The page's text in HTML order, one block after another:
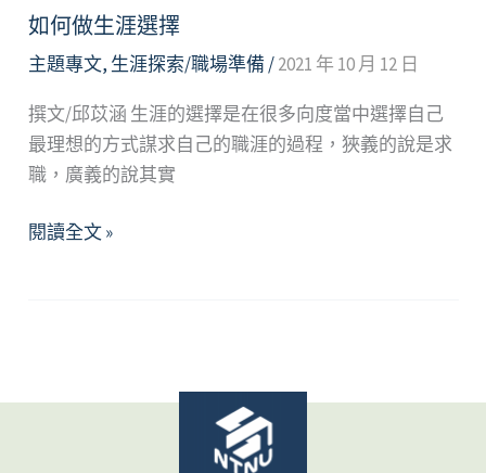
如何做生涯選擇
主題專文, 生涯探索/職場準備 /2021 年 10 月 12 日
撰文/邱苡涵 生涯的選擇是在很多向度當中選擇自己
最理想的方式謀求自己的職涯的過程，狹義的說是求
職，廣義的說其實
如
閱讀全文 »